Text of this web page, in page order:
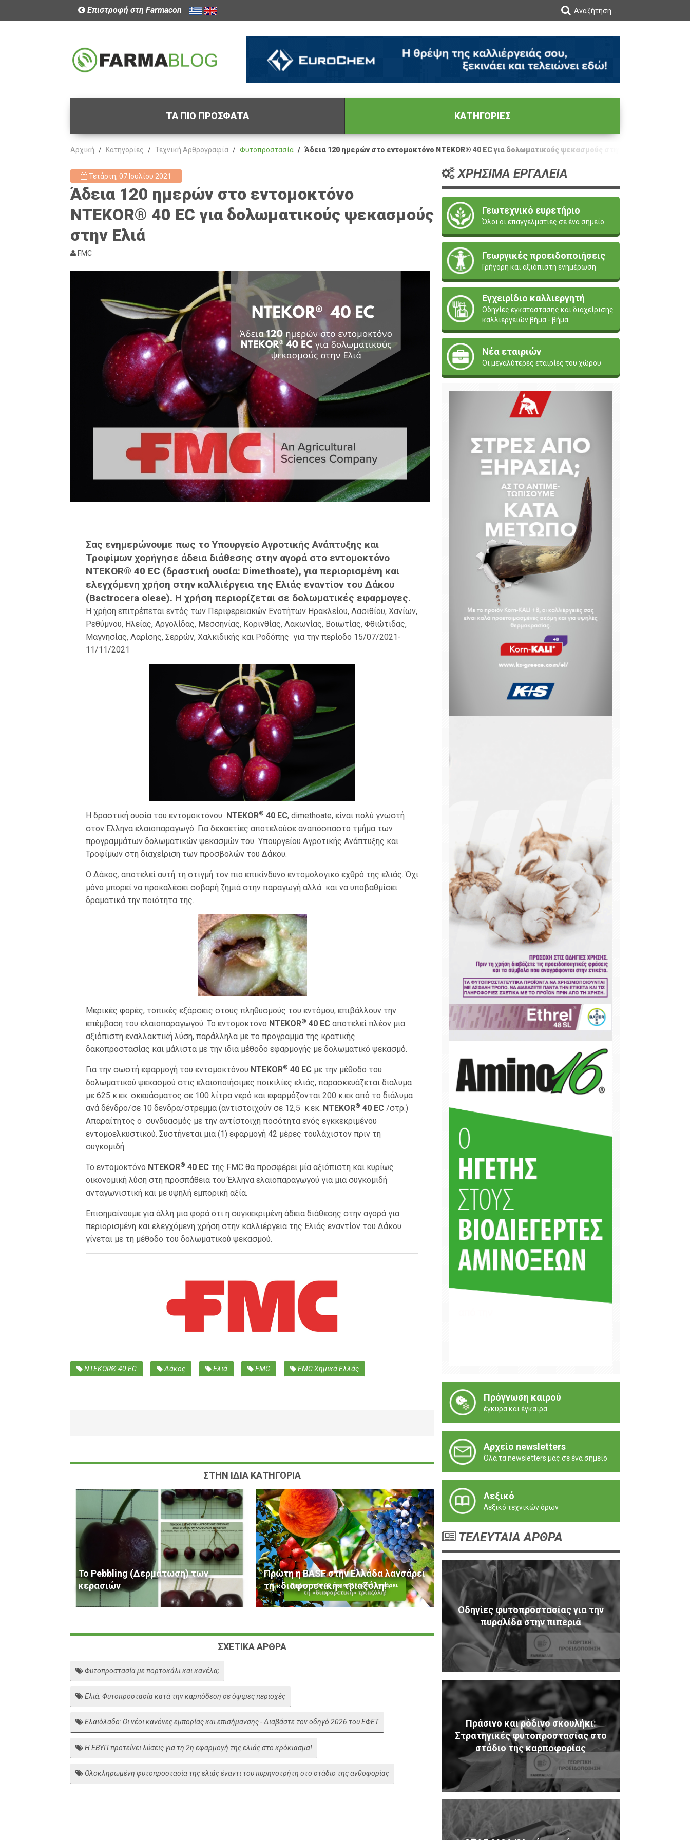
Επιστροφή στη Farmacon
ΤΑ ΠΙΟ ΠΡΟΣΦΑΤΑ ΚΑΤΗΓΟΡΙΕΣ
Αρχική Κατηγορίες Τεχνική Αρθρογραφία Φυτοπροστασία Άδεια 120 ημερών στο εντομοκτόνο NTEKOR® 40 EC για δολωματικούς ψεκασμούς στην Ελιά
Τετάρτη, 07 Ιουλίου 2021
Άδεια 120 ημερών στο εντομοκτόνο
NTEKOR® 40 EC για δολωματικούς ψεκασμούς
στην Ελιά
FMC
Σας ενημερώνουμε πως το Υπουργείο Αγροτικής Ανάπτυξης και
Τροφίμων χορήγησε άδεια διάθεσης στην αγορά στο εντομοκτόνο
NTEKOR® 40 EC (δραστική ουσία: Dimethoate), για περιορισμένη και
ελεγχόμενη χρήση στην καλλιέργεια της Ελιάς εναντίον του Δάκου
(Bactrocera oleae). Η χρήση περιορίζεται σε δολωματικές εφαρμογες.
Η χρήση επιτρέπεται εντός των Περιφερειακών Ενοτήτων Ηρακλείου, Λασιθίου, Χανίων,
Ρεθύμνου, Ηλείας, Αργολίδας, Μεσσηνίας, Κορινθίας, Λακωνίας, Βοιωτίας, Φθιώτιδας,
Μαγνησίας, Λαρίσης, Σερρών, Χαλκιδικής και Ροδόπης για την περίοδο 15/07/2021-
11/11/2021
Η δραστική ουσία του εντομοκτόνου NTEKOR® 40 EC, dimethoate, είναι πολύ γνωστή
στον Έλληνα ελαιοπαραγωγό. Για δεκαετίες αποτελούσε αναπόσπαστο τμήμα των
προγραμμάτων δολωματικών ψεκασμών του Υπουργείου Αγροτικής Ανάπτυξης και
Τροφίμων στη διαχείριση των προσβολών του Δάκου.
O Δάκος, αποτελεί αυτή τη στιγμή τον πιο επικίνδυνο εντομολογικό εχθρό της ελιάς. Όχι
μόνο μπορεί να προκαλέσει σοβαρή ζημιά στην παραγωγή αλλά και να υποβαθμίσει
δραματικά την ποιότητα της.
Μερικές φορές, τοπικές εξάρσεις στους πληθυσμούς του εντόμου, επιβάλλουν την
επέμβαση του ελαιοπαραγωγού. Το εντομοκτόνο NTEKOR® 40 EC αποτελεί πλέον μια
αξιόπιστη εναλλακτική λύση, παράλληλα με το προγραμμα της κρατικής
δακοπροστασίας και μάλιστα με την ιδια μέθοδο εφαρμογής με δολωματικό ψεκασμό.
Για την σωστή εφαρμογή του εντομοκτόνου NTEKOR® 40 EC με την μέθοδο του
δολωματικού ψεκασμού στις ελαιοποιήσιμες ποικιλίες ελιάς, παρασκευάζεται διαλυμα
με 625 κ.εκ. σκευάσματος σε 100 λίτρα νερό και εφαρμόζονται 200 κ.εκ από το διάλυμα
ανά δένδρο/σε 10 δενδρα/στρεμμα (αντιστοιχούν σε 12,5 κ.εκ. NTEKOR® 40 EC /στρ.)
Απαραίτητος ο συνδυασμός με την αντίστοιχη ποσότητα ενός εγκκεκριμένου
εντομοελκυστικού. Συστήνεται μια (1) εφαρμογή 42 μέρες τουλάχιστον πριν τη
συγκομιδή
Το εντομοκτόνο NTEKOR® 40 EC της FMC θα προσφέρει μία αξιόπιστη και κυρίως
οικονομική λύση στη προσπάθεια του Έλληνα ελαιοπαραγωγού για μια συγκομιδή
ανταγωνιστική και με υψηλή εμπορική αξία.
Επισημαίνουμε για άλλη μια φορά ότι η συγκεκριμένη άδεια διάθεσης στην αγορά για
περιορισμένη και ελεγχόμενη χρήση στην καλλιέργεια της Ελιάς εναντίον του Δάκου
γίνεται με τη μέθοδο του δολωματικού ψεκασμού.
NTEKOR® 40 EC Δάκος Ελιά FMC FMC Χημικά Ελλάς
ΣΤΗΝ ΙΔΙΑ ΚΑΤΗΓΟΡΙΑ
Το Pebbling (Δερμάτωση) των
κερασιών
Πρώτη η BASF στην Ελλάδα λανσάρει
τη «διαφορετική» τριαζόλη!
ΣΧΕΤΙΚΑ ΑΡΘΡΑ
Φυτοπροστασία με πορτοκάλι και κανέλα;
Ελιά: Φυτοπροστασία κατά την καρπόδεση σε όψιμες περιοχές
Ελαιόλαδο: Οι νέοι κανόνες εμπορίας και επισήμανσης - Διαβάστε τον οδηγό 2026 του ΕΦΕΤ
Η ΕΒΥΠ προτείνει λύσεις για τη 2η εφαρμογή της ελιάς στο κρόκιασμα!
Ολοκληρωμένη φυτοπροστασία της ελιάς έναντι του πυρηνοτρήτη στο στάδιο της ανθοφορίας
ΧΡΗΣΙΜΑ ΕΡΓΑΛΕΙΑ
Γεωτεχνικό ευρετήριο
Όλοι οι επαγγελματίες σε ένα σημείο
Γεωργικές προειδοποιήσεις
Γρήγορη και αξιόπιστη ενημέρωση
Εγχειρίδιο καλλιεργητή
Οδηγίες εγκατάστασης και διαχείρισης
καλλιεργειών βήμα - βήμα
Νέα εταιριών
Οι μεγαλύτερες εταιρίες του χώρου
Πρόγνωση καιρού
έγκυρα και έγκαιρα
Αρχείο newsletters
Όλα τα newsletters μας σε ένα σημείο
Λεξικό
Λεξικό τεχνικών όρων
ΤΕΛΕΥΤΑΙΑ ΑΡΘΡΑ
Οδηγίες φυτοπροστασίας για την
πυραλίδα στην πιπεριά
Πράσινο και ρόδινο σκουλήκι:
Στρατηγικές φυτοπροστασίας στο
στάδιο της καρποφορίας